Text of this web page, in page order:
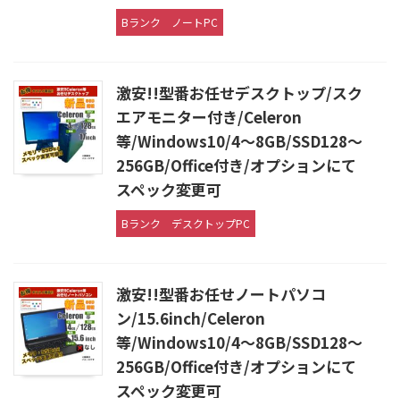
Bランク ノートPC
激安!!型番お任せデスクトップ/スク
エアモニター付き/Celeron
等/Windows10/4〜8GB/SSD128〜
256GB/Office付き/オプションにて
スペック変更可
Bランク デスクトップPC
激安!!型番お任せノートパソコ
ン/15.6inch/Celeron
等/Windows10/4〜8GB/SSD128〜
256GB/Office付き/オプションにて
スペック変更可